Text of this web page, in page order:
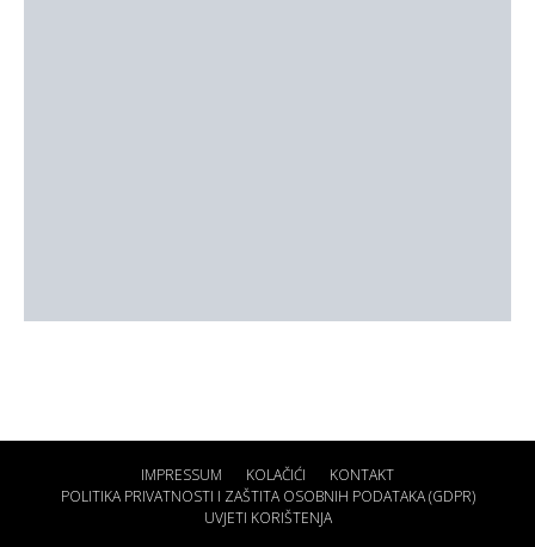
IMPRESSUM KOLAČIĆI
KONTAKT
POLITIKA PRIVATNOSTI I ZAŠTITA OSOBNIH PODATAKA (GDPR)
UVJETI KORIŠTENJA